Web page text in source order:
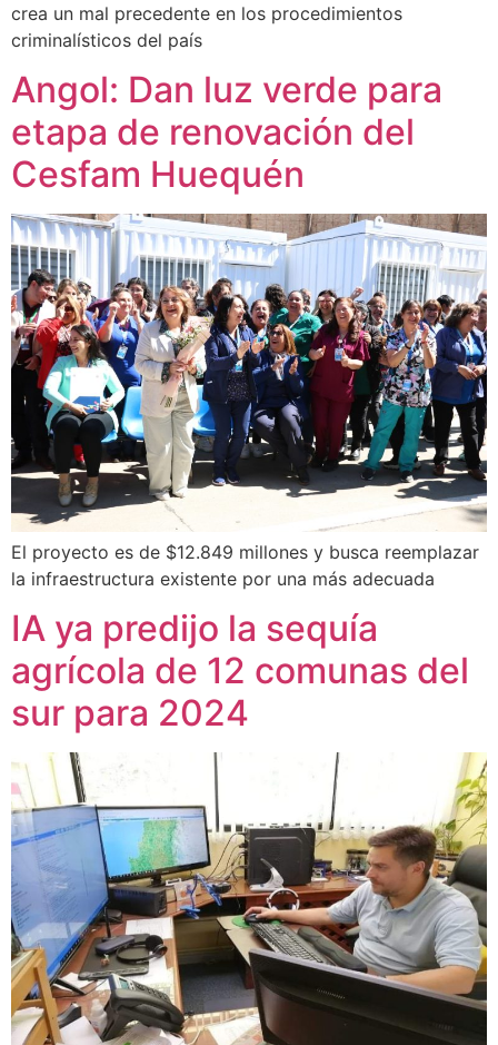
crea un mal precedente en los procedimientos
criminalísticos del país
Angol: Dan luz verde para
etapa de renovación del
Cesfam Huequén
El proyecto es de $12.849 millones y busca reemplazar
la infraestructura existente por una más adecuada
IA ya predijo la sequía
agrícola de 12 comunas del
sur para 2024